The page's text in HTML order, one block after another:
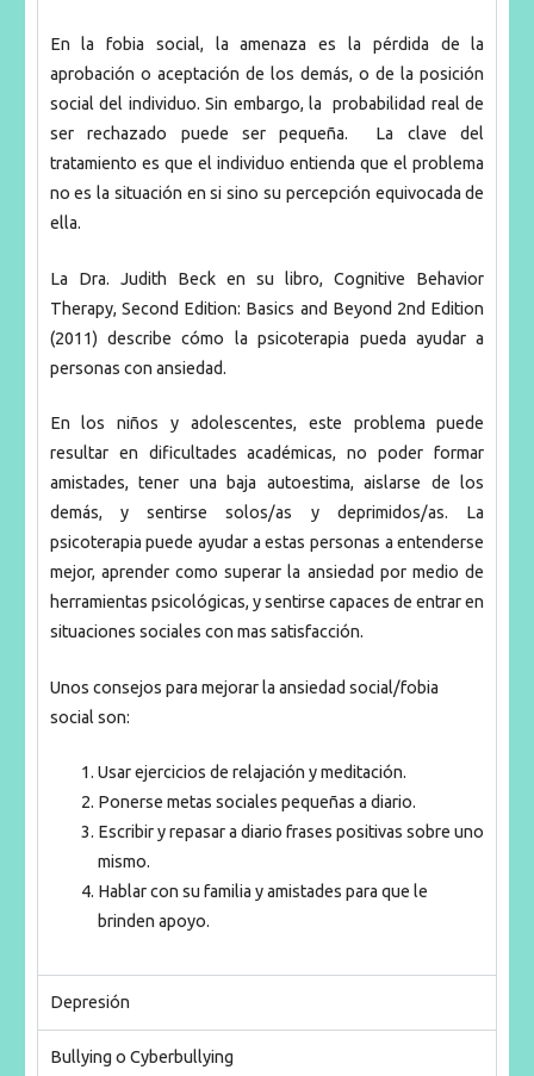
En la fobia social, la amenaza es la pérdida de la
aprobación o aceptación de los demás, o de la posición
social del individuo. Sin embargo, la probabilidad real de
ser rechazado puede ser pequeña. La clave del
tratamiento es que el individuo entienda que el problema
no es la situación en si sino su percepción equivocada de
ella.
La Dra. Judith Beck en su libro, Cognitive Behavior
Therapy, Second Edition: Basics and Beyond 2nd Edition
(2011) describe cómo la psicoterapia pueda ayudar a
personas con ansiedad.
En los niños y adolescentes, este problema puede
resultar en dificultades académicas, no poder formar
amistades, tener una baja autoestima, aislarse de los
demás, y sentirse solos/as y deprimidos/as. La
psicoterapia puede ayudar a estas personas a entenderse
mejor, aprender como superar la ansiedad por medio de
herramientas psicológicas, y sentirse capaces de entrar en
situaciones sociales con mas satisfacción.
Unos consejos para mejorar la ansiedad social/fobia
social son:
Usar ejercicios de relajación y meditación.
Ponerse metas sociales pequeñas a diario.
Escribir y repasar a diario frases positivas sobre uno
mismo.
Hablar con su familia y amistades para que le
brinden apoyo.
Depresión
Bullying o Cyberbullying